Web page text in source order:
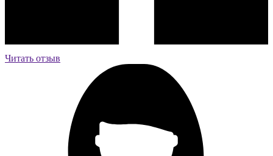
Читать отзыв